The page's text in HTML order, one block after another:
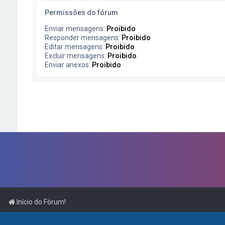
Permissões do fórum
Enviar mensagens: Proibido
Responder mensagens: Proibido
Editar mensagens: Proibido
Excluir mensagens: Proibido
Enviar anexos: Proibido
Início do Fórum!